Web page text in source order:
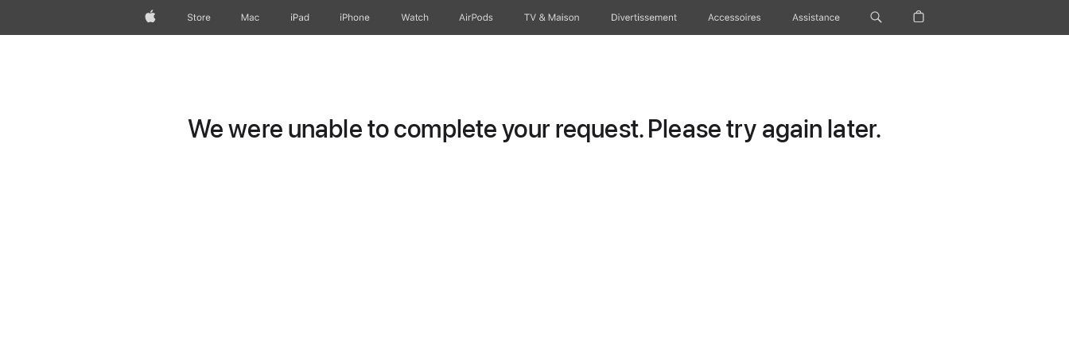
AppleStore Mac iPad iPhone Watch AirPods TV & Maison Divertissements Accessoires Assistance
We were unable to complete your request. Please try again later.